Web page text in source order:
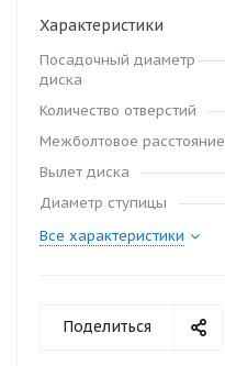
Характеристики
Посадочный диаметр
диска
Количество отверстий
Межболтовое расстояние
Вылет диска
Диаметр ступицы
Все характеристики
Поделиться